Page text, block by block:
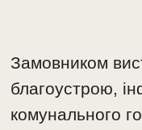
Замовником
благоустрою,
комунального